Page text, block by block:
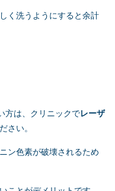
く洗うようにすると余計
方は、クリニックでレーザ
さい。
ン色素が破壊されるため